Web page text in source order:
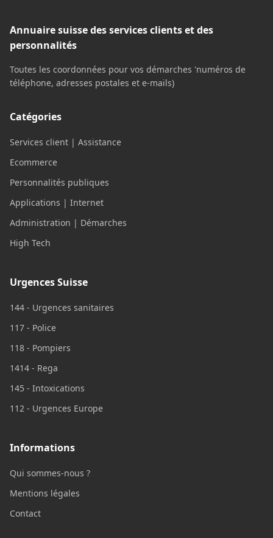
Annuaire suisse des services clients et des
personnalités
Toutes les coordonnées pour vos démarches 'numéros de
téléphone, adresses postales et e-mails)
Catégories
Services client | Assistance
Ecommerce
Personnalités publiques
Applications | Internet
Administration | Démarches
High Tech
Urgences Suisse
144 - Urgences sanitaires
117 - Police
118 - Pompiers
1414 - Rega
145 - Intoxications
112 - Urgences Europe
Informations
Qui sommes-nous ?
Mentions légales
Contact